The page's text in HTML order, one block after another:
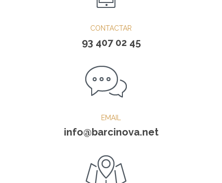
CONTACTAR
93 407 02 45
EMAIL
info@barcinova.net